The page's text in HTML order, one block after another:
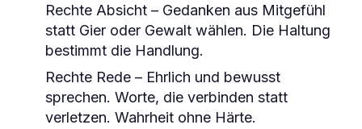
Rechte Absicht – Gedanken aus Mitgefühl
statt Gier oder Gewalt wählen. Die Haltung
bestimmt die Handlung.
Rechte Rede – Ehrlich und bewusst
sprechen. Worte, die verbinden statt
verletzen. Wahrheit ohne Härte.